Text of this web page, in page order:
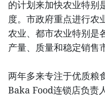
的计划来加快农业特别
度。市政府重点进行农
农业、都市农业特别是
产量、质量和稳定销售
两年多来专注于优质粮
Baka Food连锁店负责